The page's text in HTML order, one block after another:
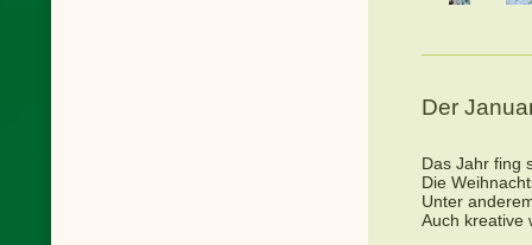
Der
Das Jahr fing
Die
Unter
Auch kreative